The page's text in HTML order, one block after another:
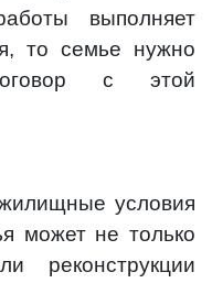
выполняет
то семье нужно
с этой
условия
может не только
реконструкции